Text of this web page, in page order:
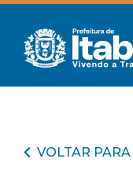
VOLTAR